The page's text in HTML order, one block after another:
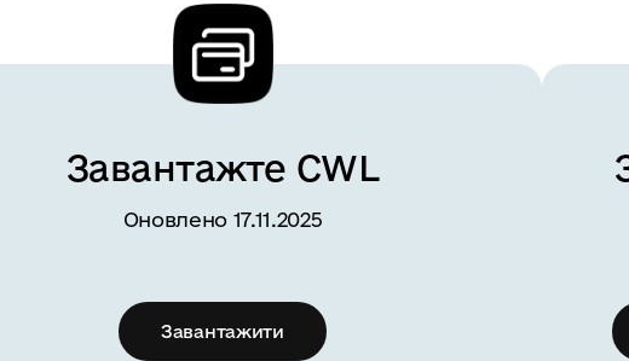
Завантажте CWL
Оновлено 17.11.2025
Завантажити